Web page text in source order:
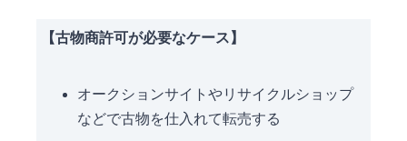
【古物商許可が必要なケース】
オークションサイトやリサイクルショップ
などで古物を仕入れて転売する